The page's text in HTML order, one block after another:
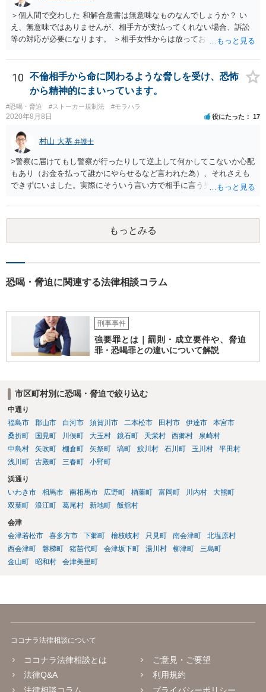
＞個人間で交わした 和解合意書は無意味なものなんでしょうか？ い
え、無意味ではありませんが、相手方が支払ってくれない場合、訴訟
等の対応が必要になります。 ＞相手女性からは放っておいたら 慰謝料
謝料請求の取り下げや保留はしない方が良さそうですね。 こちらから
何もしなければ、結局それに近い感じになってしまいます。 取り下げ
たり、保留にするメリットはないと思います。 夫への慰謝料請求等も
含め、対応についてよく考えてみましょう。
10
不倫相手から命に関わるような脅しを受け、恐怖
から精神的にまいっています。
#恐喝・脅迫 #ストーカー規制法 #モラハラ
2020年8月8日 役にたった 17
村山 大基 弁護士
>警察に届けてもし警察が行ったりして逆上して何かしてこないか心配
もあり（お金を払って誰かにやらせるなど言われた為）、それさえも
できずにいました。実際にそういう言い方で相手に言う男性はする可
で、早めに警察に相談することをお勧めします。 ただ、ストーカーや
DVの事件で、逆上して何かすると大きく報道されるので印象が強いで
すが、警察から注意を受けたり、逮捕されたりするとおとなしくなる
方も相当数おられます。 もちろんだから今回も大丈夫だと断言はでき
いです。 むしろ、警察や弁護士に相談せず、ご自身だけで抱え込んで
ままいう可能性は低いと思います）。 また、警察に相談したうえで、
もし相手方との間での交渉を任せるのであれば、 弁護士にも相談に行
きましょう。 多分ここで聴いて気が多少なりとも楽になったのではな
いでしょうか。こんな感じで助けを求めつつ進めていくといいと思い
ます。
もっとみる
恐喝・脅迫に関連する法律相談コラム
刑事事件
強要罪とは｜罰則・成立要件や、脅迫
罪・恐喝罪との違いについて解説
市区町村別に恐喝・脅迫で絞り込む
中通り
福島市
郡山市 白河市 須賀川市 二本松市 田村市 伊達市
本宮市
桑折町
国見町 川俣町 大玉村 鏡石町 天栄村 西郷村
泉崎村
中島村
矢吹町 棚倉町 矢祭町 塙町 鮫川村 石川町 玉川村
平田村
浅川町
古殿町 三春町 小野町
浜通り
いわき市
相馬市 南相馬市 広野町 楢葉町 富岡町 川内村
大熊町
双葉町
浪江町 葛尾村 新地町 飯舘村
会津
会津若松市
喜多方市 下郷町 檜枝岐村 只見町 南会津町
北塩原村
西会津町
磐梯町 猪苗代町 会津坂下町 湯川村 柳津町
三島町
金山町
昭和村 会津美里町
ココナラ法律相談について
ココナラ法律相談とは
法律Q&A
法律相談コラム
ご意見・ご要望
利用規約
プライバシーポリシー